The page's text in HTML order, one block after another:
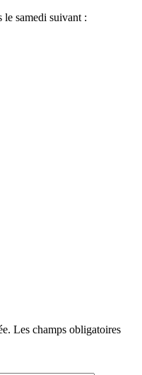
le samedi suivant :
Les champs obligatoires